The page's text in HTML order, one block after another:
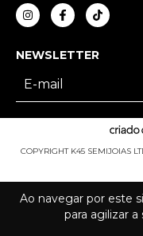
Ao navegar por este
para agilizar
NEWSLETTER
COPYRIGHT K45 SEMIJOIAS